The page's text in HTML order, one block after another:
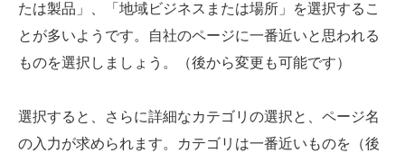
たは製品」、「地域ビジネスまたは場所」を選択するこ
とが多いようです。自社のページに一番近いと思われる
ものを選択しましょう。（後から変更も可能です）
選択すると、さらに詳細なカテゴリの選択と、ページ名
の入力が求められます。カテゴリは一番近いものを（後